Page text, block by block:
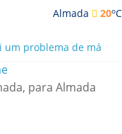
Almada 20oC
um problema de má
Amarela
cultural entre
final de Agosto
para Almada